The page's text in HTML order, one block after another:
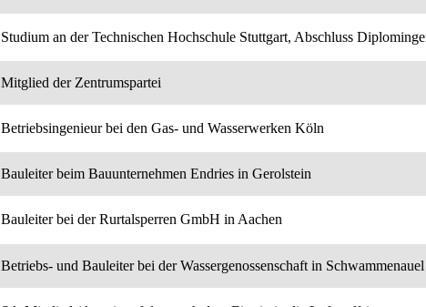
Studium an der Technischen Hochschule Stuttgart, Abschluss
Mitglied der Zentrumspartei
Betriebsingenieur bei den Gas- und Wasserwerken Köln
Bauleiter beim Bauunternehmen Endries in Gerolstein
Bauleiter bei der Rurtalsperren GmbH in Aachen
Betriebs- und Bauleiter bei der Wassergenossenschaft in Schwammenauel